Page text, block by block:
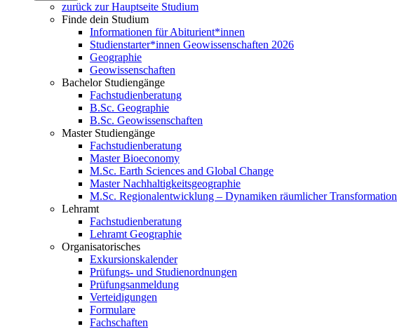
zurück zur Hauptseite Studium
Finde dein Studium
Informationen für Abiturient*innen
Studienstarter*innen Geowissenschaften 2026
Geographie
Geowissenschaften
Bachelor Studiengänge
Fachstudienberatung
B.Sc. Geographie
B.Sc. Geowissenschaften
Master Studiengänge
Fachstudienberatung
Master Bioeconomy
M.Sc. Earth Sciences and Global Change
Master Nachhaltigkeitsgeographie
M.Sc. Regionalentwicklung – Dynamiken räumlicher Transformation
Lehramt
Fachstudienberatung
Lehramt Geographie
Organisatorisches
Exkursionskalender
Prüfungs- und Studienordnungen
Prüfungsanmeldung
Verteidigungen
Formulare
Fachschaften